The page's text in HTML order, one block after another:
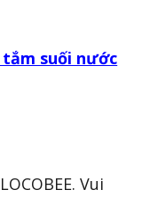
suối nước
Vui